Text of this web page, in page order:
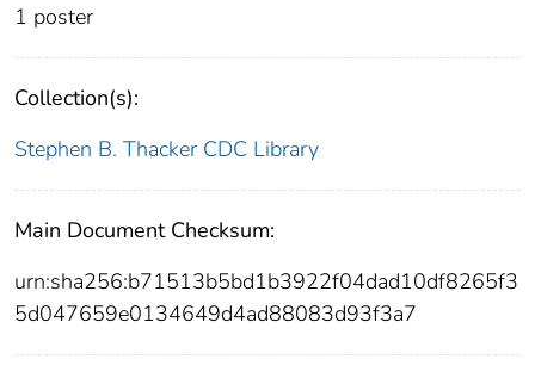
1 poster
Collection(s):
Stephen B. Thacker CDC Library
Main Document Checksum:
urn:sha256:b71513b5bd1b3922f04dad10df8265f3
5d047659e0134649d4ad88083d93f3a7